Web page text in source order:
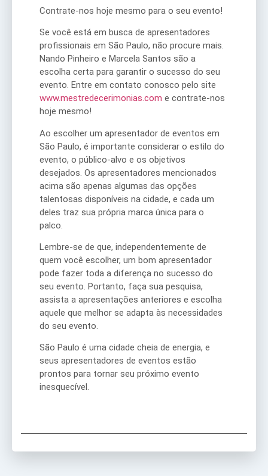
Contrate-nos hoje mesmo para o seu evento!
Se você está em busca de apresentadores
profissionais em São Paulo, não procure mais.
Nando Pinheiro e Marcela Santos são a
escolha certa para garantir o sucesso do seu
evento. Entre em contato conosco pelo site
www.mestredecerimonias.com e contrate-nos
hoje mesmo!
Ao escolher um apresentador de eventos em
São Paulo, é importante considerar o estilo do
evento, o público-alvo e os objetivos
desejados. Os apresentadores mencionados
acima são apenas algumas das opções
talentosas disponíveis na cidade, e cada um
deles traz sua própria marca única para o
palco.
Lembre-se de que, independentemente de
quem você escolher, um bom apresentador
pode fazer toda a diferença no sucesso do
seu evento. Portanto, faça sua pesquisa,
assista a apresentações anteriores e escolha
aquele que melhor se adapta às necessidades
do seu evento.
São Paulo é uma cidade cheia de energia, e
seus apresentadores de eventos estão
prontos para tornar seu próximo evento
inesquecível.